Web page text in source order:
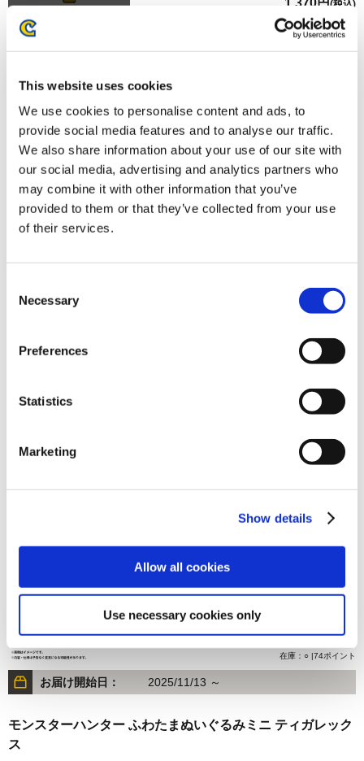
This website uses cookies
We use cookies to personalise content and ads, to
provide social media features and to analyse our traffic.
We also share information about your use of our site with
our social media, advertising and analytics partners who
may combine it with other information that you’ve
provided to them or that they’ve collected from your use
of their services.
Selection
Necessary
Preferences
Statistics
Marketing
Show details
Allow all cookies
Use necessary cookies only
1,370円(税込)
在庫：× |68ポイント
『モンスターハンターワイルズ』キーリングハンガー（ジ
ェマ）
お届け開始日： 2026/07/16 ～
『モンスターハンターワイルズ』リキッドキーホルダー
1,480円(税込)
在庫：× |74ポイント
モンスターハンター ふわたまぬいぐるみミニ リオレウス
1,485円
在庫：○ |74ポイント
お届け開始日： 2025/11/13 ～
モンスターハンター ふわたまぬいぐるみミニ ティガレック
ス